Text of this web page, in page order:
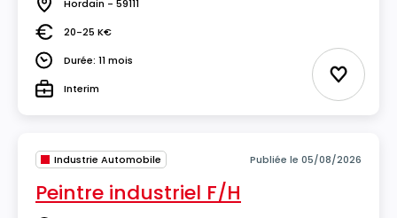
Lieu Hordain - 59111
Salaire20-25 K€
DuréeDurée: 11 mois
TypeInterim Ajouter
Industrie Automobile Publiée le 05/08/2026
Peintre industriel F/H